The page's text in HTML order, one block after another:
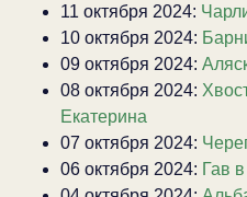
11 октября 2024:
10 октября 2024:
09 октября 2024:
08 октября 2024:
Екатерина
07 октября 2024:
06 октября 2024: Гав